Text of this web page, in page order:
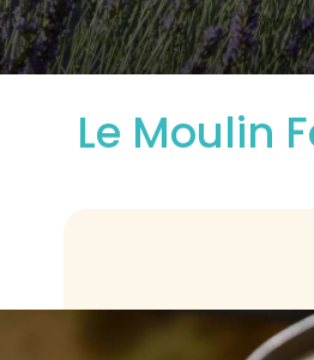
Le Moulin